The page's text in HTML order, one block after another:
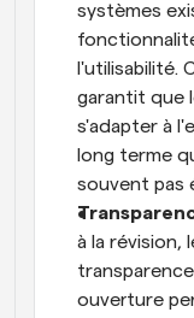
systèmes
l'utilisabilité.
garantit que
s'adapter à
long terme
souvent pas
à la révision,
ouverture